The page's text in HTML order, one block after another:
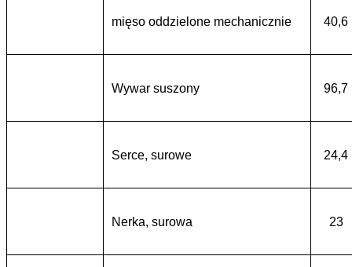
mięso oddzielone mechanicznie 40,6
Wywar suszony 96,7
Serce, surowe 24,4
Nerka, surowa 23